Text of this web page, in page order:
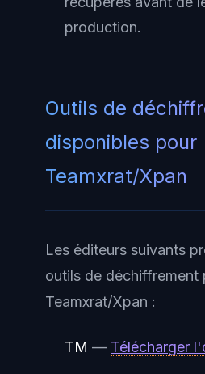
production.
Outils de
disponibles pour
Teamxrat/Xpan
Les éditeurs suivants
outils de déchiffrement
Teamxrat/Xpan :
TM — Télécharger